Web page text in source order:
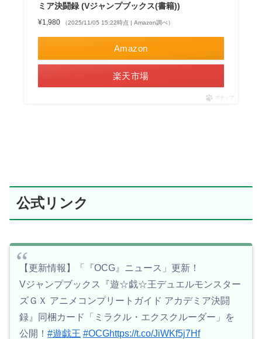
ミア決闘録 (Vジャンプブックス(書籍))
¥1,980 （2025/11/05 15:22時点 | Amazon調べ）
Amazon
楽天市場
ポチップ
公式リンク
【更新情報】「『OCG』ニュース」更新！
Vジャンプブックス『遊☆戯☆王デュエルモンスター
ズＧＸ アニメコンプリートガイド アカデミア決闘
録』同梱カード「ミラクル・エクスクルーダー」を
公開！ #遊戯王 #OCGhttps://t.co/JiWKf5j7Hf